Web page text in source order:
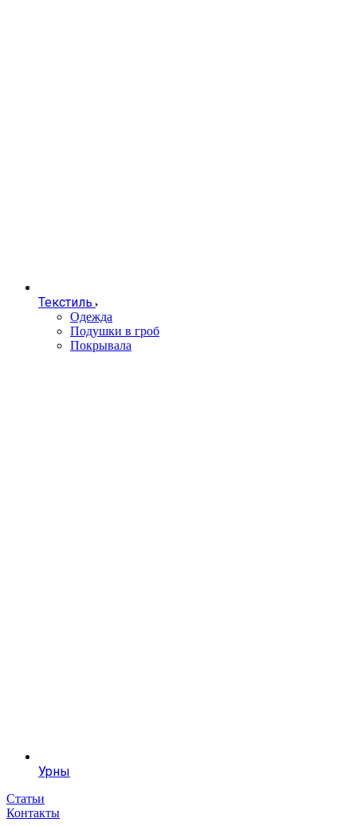
Текстиль
Одежда
Подушки в гроб
Покрывала
Урны
Статьи
Контакты